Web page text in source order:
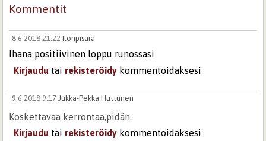
Kommentit
8.6.2018 21:22 Ilonpisara
Ihana positiivinen loppu runossasi
Kirjaudu tai rekisteröidy kommentoidaksesi
9.6.2018 9:17 Jukka-Pekka Huttunen
Koskettavaa kerrontaa,pidän.
Kirjaudu tai rekisteröidy kommentoidaksesi